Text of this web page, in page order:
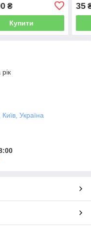
₴
Купити
35
Україна